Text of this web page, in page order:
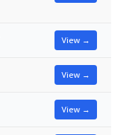
View →
View →
View →